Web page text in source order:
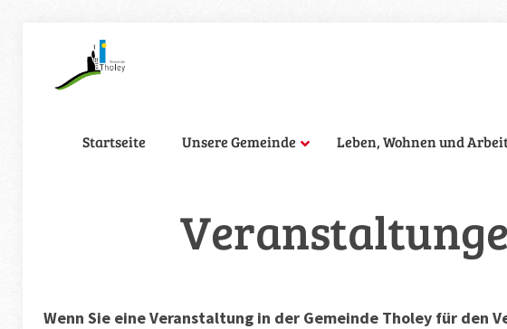
Startseite Unsere Gemeinde Leben, Wohnen und
Wenn Sie eine Veranstaltung in der Gemeinde Tholey für